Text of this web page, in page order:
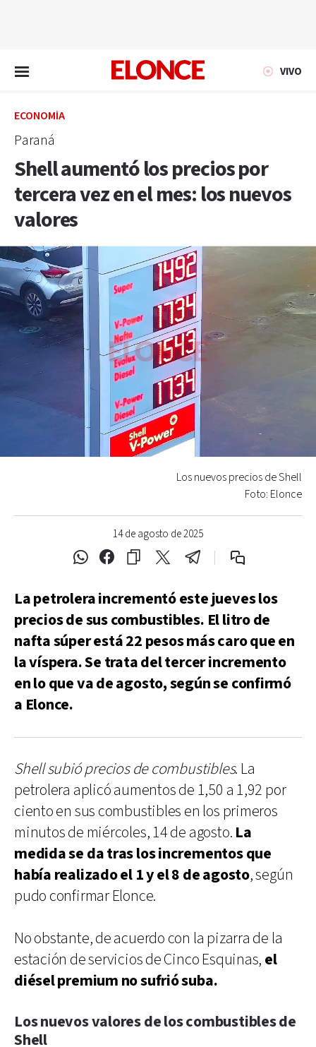
VIVO
ECONOMÍA
Paraná
Shell aumentó los precios por
tercera vez en el mes: los nuevos
valores
14 de agosto de 2025
Los nuevos precios de Shell
Foto: Elonce
La petrolera incrementó este jueves los
precios de sus combustibles. El litro de
nafta súper está 22 pesos más caro que en
la víspera. Se trata del tercer incremento
en lo que va de agosto, según se confirmó
a Elonce.
Shell subió precios de combustibles. La
petrolera aplicó aumentos de 1,50 a 1,92 por
ciento en sus combustibles en los primeros
minutos de miércoles, 14 de agosto. La
medida se da tras los incrementos que
había realizado el 1 y el 8 de agosto, según
pudo confirmar Elonce.
No obstante, de acuerdo con la pizarra de la
estación de servicios de Cinco Esquinas, el
diésel premium no sufrió suba.
Los nuevos valores de los combustibles de
Shell